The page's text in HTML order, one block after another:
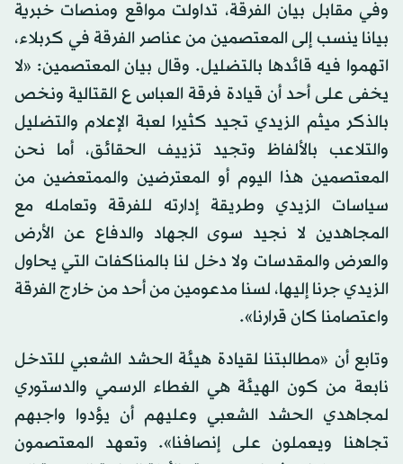
وفي مقابل بيان الفرقة، تداولت مواقع ومنصات خبرية
بيانا ينسب إلى المعتصمين من عناصر الفرقة في كربلاء،
اتهموا فيه قائدها بالتضليل. وقال بيان المعتصمين: «لا
يخفى على أحد أن قيادة فرقة العباس ع القتالية ونخص
بالذكر ميثم الزيدي تجيد كثيرا لعبة الإعلام والتضليل
والتلاعب بالألفاظ وتجيد تزييف الحقائق، أما نحن
المعتصمين هذا اليوم أو المعترضين والممتعضين من
سياسات الزيدي وطريقة إدارته للفرقة وتعامله مع
المجاهدين لا نجيد سوى الجهاد والدفاع عن الأرض
والعرض والمقدسات ولا دخل لنا بالمناكفات التي يحاول
الزيدي جرنا إليها، لسنا مدعومين من أحد من خارج الفرقة
واعتصامنا كان قرارنا».
وتابع أن «مطالبتنا لقيادة هيئة الحشد الشعبي للتدخل
نابعة من كون الهيئة هي الغطاء الرسمي والدستوري
لمجاهدي الحشد الشعبي وعليهم أن يؤدوا واجبهم
تجاهنا ويعملون على إنصافنا». وتعهد المعتصمون